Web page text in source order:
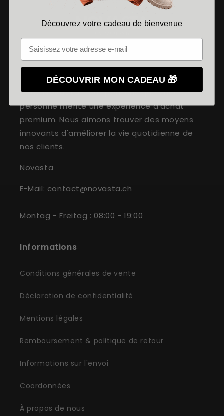
Votre avenir avec Novasta
ChezNovasta, nous pensons que chaque
personne mérite une expérience d'achat
premium. Nous aimons trouver des moyens
innovants d'améliorer la vie quotidienne de
nos clients.
Novasta
E-Mail: contact@novasta.ch
Montag - Freitag : 08:00 - 19:00
Informations
Conditions générales de vente
Déclaration de confidentialité
Mentions légales
Remboursement & politique de retour
Informations sur l'envoi
Coordonnées
À propos de nous
Découvrez votre cadeau de bienvenue
DÉCOUVRIR MON CADEAU 🎁